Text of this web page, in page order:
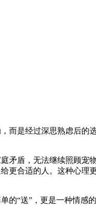
而是经过深思熟虑后
盾，无法继续照顾宠
更合适的人。这种心
“送”，更是一种情感